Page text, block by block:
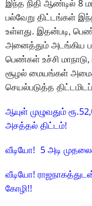
இந்த நிதி ஆண்டில் 8
பல்வேறு திட்டங்கள்
உள்ளது. இதன்படி,
அனைத்தும் அடங்கிய
பெண்கள் உச்சி
சூழல் மையங்கள்
செயல்படுத்த
ஆயுள் முழுவதும்
அசத்தல் திட்டம்!
வீடியோ! 5 அடி
வீடியோ!
கோழி!!